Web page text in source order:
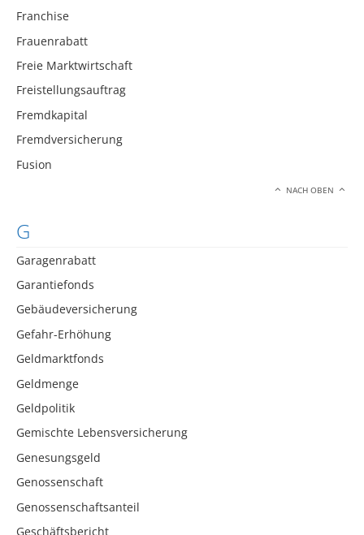
Franchise
Frauenrabatt
Freie Marktwirtschaft
Freistellungsauftrag
Fremdkapital
Fremdversicherung
Fusion
NACH OBEN
G
Garagenrabatt
Garantiefonds
Gebäudeversicherung
Gefahr-Erhöhung
Geldmarktfonds
Geldmenge
Geldpolitik
Gemischte Lebensversicherung
Genesungsgeld
Genossenschaft
Genossenschaftsanteil
Geschäftsbericht